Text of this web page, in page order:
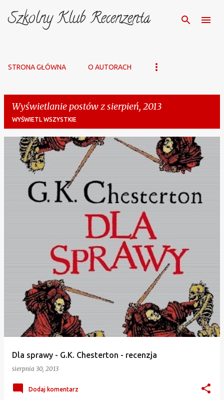
Przejdź do głównej zawartości
Szkolny Klub Recenzenta
STRONA GŁÓWNA O AUTORACH
Wyświetlanie postów z sierpień, 2013
WYŚWIETL WSZYSTKIE
Dla sprawy - G.K. Chesterton - recenzja
sierpnia 30, 2013
Dodaj komentarz